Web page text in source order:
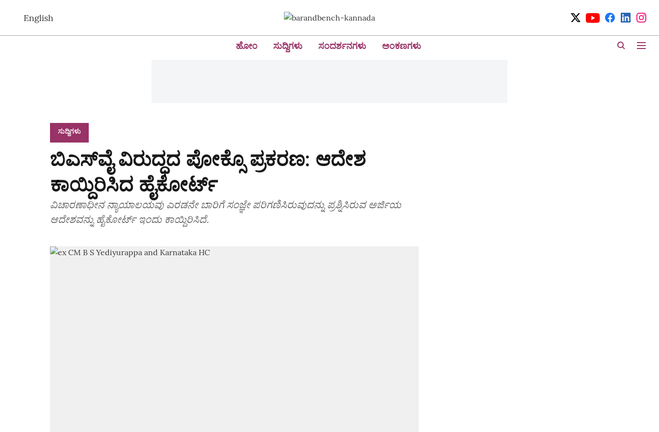
English
ಹೋಂ ಸುದ್ದಿಗಳು ಸಂದರ್ಶನಗಳು ಅಂಕಣಗಳು
ಸುದ್ದಿಗಳು
ಬಿಎಸ್‌ವೈ ವಿರುದ್ಧದ ಪೋಕ್ಸೊ ಪ್ರಕರಣ: ಆದೇಶ
ಕಾಯ್ದಿರಿಸಿದ ಹೈಕೋರ್ಟ್‌
ವಿಚಾರಣಾಧೀನ ನ್ಯಾಯಾಲಯವು ಎರಡನೇ ಬಾರಿಗೆ ಸಂಜ್ಞೇ ಪರಿಗಣಿಸಿರುವುದನ್ನು ಪ್ರಶ್ನಿಸಿರುವ ಅರ್ಜಿಯ
ಆದೇಶವನ್ನು ಹೈಕೋರ್ಟ್‌ ಇಂದು ಕಾಯ್ದಿರಿಸಿದೆ.